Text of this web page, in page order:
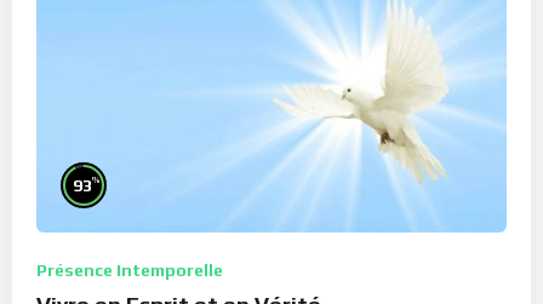
93%
Présence Intemporelle